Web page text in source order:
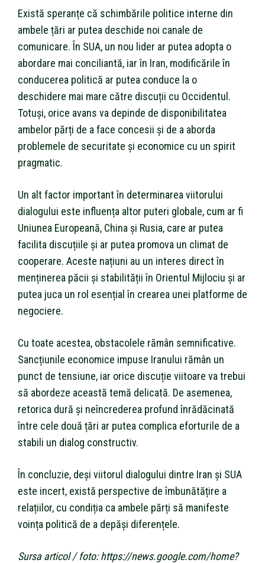
Există speranțe că schimbările politice interne din
ambele țări ar putea deschide noi canale de
comunicare. În SUA, un nou lider ar putea adopta o
abordare mai conciliantă, iar în Iran, modificările în
conducerea politică ar putea conduce la o
deschidere mai mare către discuții cu Occidentul.
Totuși, orice avans va depinde de disponibilitatea
ambelor părți de a face concesii și de a aborda
problemele de securitate și economice cu un spirit
pragmatic.
Un alt factor important în determinarea viitorului
dialogului este influența altor puteri globale, cum ar fi
Uniunea Europeană, China și Rusia, care ar putea
facilita discuțiile și ar putea promova un climat de
cooperare. Aceste națiuni au un interes direct în
menținerea păcii și stabilității în Orientul Mijlociu și ar
putea juca un rol esențial în crearea unei platforme de
negociere.
Cu toate acestea, obstacolele rămân semnificative.
Sancțiunile economice impuse Iranului rămân un
punct de tensiune, iar orice discuție viitoare va trebui
să abordeze această temă delicată. De asemenea,
retorica dură și neîncrederea profund înrădăcinată
între cele două țări ar putea complica eforturile de a
stabili un dialog constructiv.
În concluzie, deși viitorul dialogului dintre Iran și SUA
este incert, există perspective de îmbunătățire a
relațiilor, cu condiția ca ambele părți să manifeste
voința politică de a depăși diferențele.
Sursa articol / foto: https://news.google.com/home?